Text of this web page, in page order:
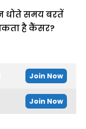
Join Now
Join Now